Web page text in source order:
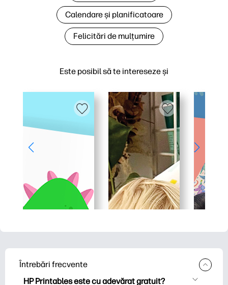
Este posibil să te intereseze și
Calendare și planificatoare
Felicitări de mulțumire
Întrebări frecvente
HP Printables este cu adevărat gratuit?